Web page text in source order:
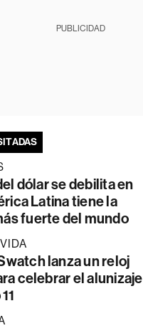
PUBLICIDAD
dólar se debilita en
Latina tiene la
fuerte del mundo
lanza un reloj
celebrar el alunizaje